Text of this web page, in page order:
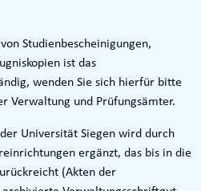
Studienbescheinigungen,
ist das
wenden Sie sich hierfür bitte
Verwaltung und Prüfungsämter.
Universität Siegen wird durch
ergänzt, das bis in die
(Akten der